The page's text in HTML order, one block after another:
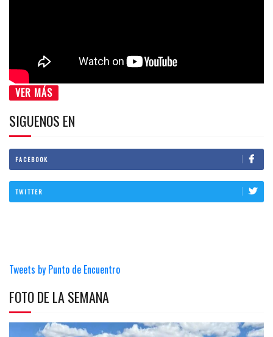
VER MÁS
SIGUENOS EN
FACEBOOK
TWITTER
Tweets by Punto de Encuentro
FOTO DE LA SEMANA